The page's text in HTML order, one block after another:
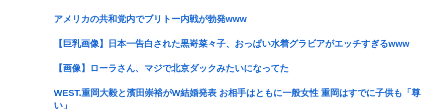
アメリカの共和党内でブリトー内戦が勃発www
【巨乳画像】日本一告白された黒嵜菜々子、おっぱい水着グラビアがエッチすぎるwww
【画像】ローラさん、マジで北京ダックみたいになってた
WEST.重岡大毅と濱田崇裕がW結婚発表 お相手はともに一般女性 重岡はすでに子供も「尊
い」